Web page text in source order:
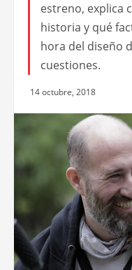
estreno, explica
historia y qué
hora del diseño
cuestiones.
14 octubre, 2018